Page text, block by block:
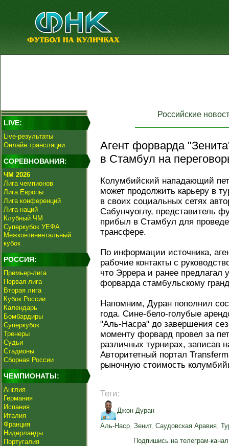
LIVE:
Live-результаты
Онлайн трансляции
СОРЕВНОВАНИЯ:
ЧМ 2026
Лига чемпионов
Лига Европы
Лига конференций
Лига наций
Клубный ЧМ
Суперкубок УЕФА
Межконтинентальный
кубок
РОССИЯ:
Премьер-лига
Первая лига
Вторая лига
Кубок России
Календарь
Бомбардиры
Суперкубок
Тренеры
Судьи
Стадионы
Сборная России
ЧЕМПИОНАТЫ:
Англия
Германия
Испания
Италия
Франция
Нидерланды
Португалия
Российские
Агент форварда
в Стамбул на
Колумбийский нападающий
может продолжить карьеру в
в своих социальных сетях
Сабунчуоглу, представитель
прибыл в Стамбул для
трансфере.
По информации источника,
рабочие контакты с
что Эррера и ранее предлагал
форварда стамбульскому
Напомним, Дуран пополнил
года. Сине-бело-голубые
"Аль-Насра" до завершения
моменту форвард провел за
различных турнирах, записав
Авторитетный портал
рыночную стоимость
Теги:
Джон Дуран
Аль-Наср, Зенит, Саудовская Аравия,
Подпишись на телеграм-